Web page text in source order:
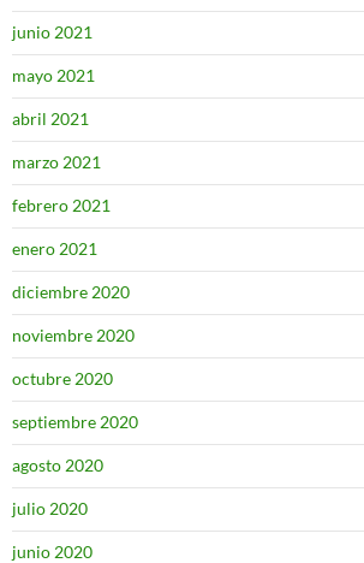
junio 2021
mayo 2021
abril 2021
marzo 2021
febrero 2021
enero 2021
diciembre 2020
noviembre 2020
octubre 2020
septiembre 2020
agosto 2020
julio 2020
junio 2020